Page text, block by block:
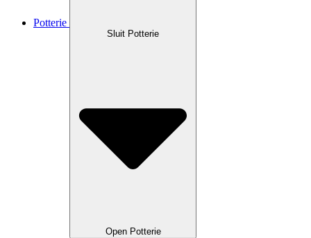
Potterie
Sluit Potterie
Open Potterie